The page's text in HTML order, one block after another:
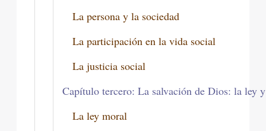
La persona y la sociedad
La participación en la vida social
La justicia social
Capítulo tercero: La salvación de Dios: la ley
La ley moral